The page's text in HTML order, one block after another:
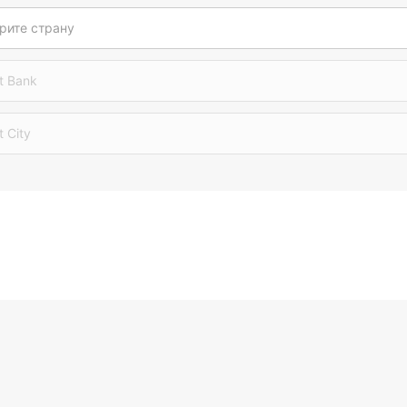
страну
Bank
City